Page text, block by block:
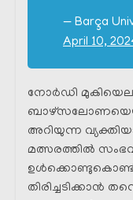
— Barça
April 10,
നോർഡി മുകിയെല
ബാഴ്സലോണയെയും
അറിയുന്ന
മത്സരത്തിൽ
ഉൾക്കൊണ്ടുകൊണ്ട്
തിരിച്ചടിക്കാൻ